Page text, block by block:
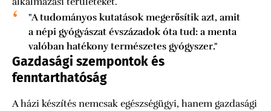
"A tudományos kutatások megerősítik azt, amit
a népi gyógyászat évszázadok óta tud: a menta
valóban hatékony természetes gyógyszer."
Gazdasági szempontok és
fenntarthatóság
A házi készítés nemcsak egészségügyi, hanem gazdasági